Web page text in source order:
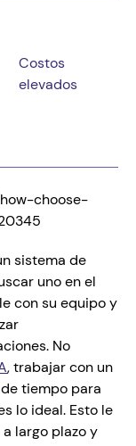
Costos
elevados
choose-
sistema de
uno en el
con su equipo y
No
, trabajar con un
tiempo para
lo ideal. Esto le
largo plazo y